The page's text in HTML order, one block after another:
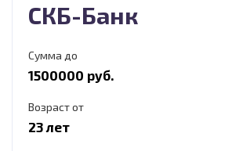
СКБ-Банк
Сумма до
1500000 руб.
Возраст от
23 лет